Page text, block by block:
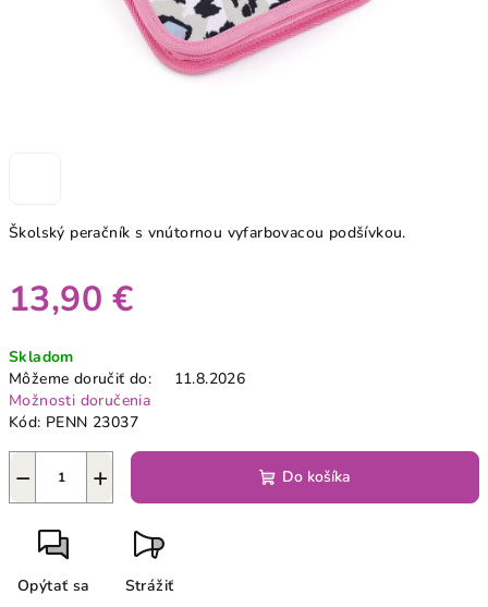
Školský peračník s vnútornou vyfarbovacou podšívkou.
13,90 €
cena:
Skladom
Môžeme doručiť do:
11.8.2026
Možnosti doručenia
Kód: PENN 23037
+
− Do košíka
Opýtať sa Strážiť